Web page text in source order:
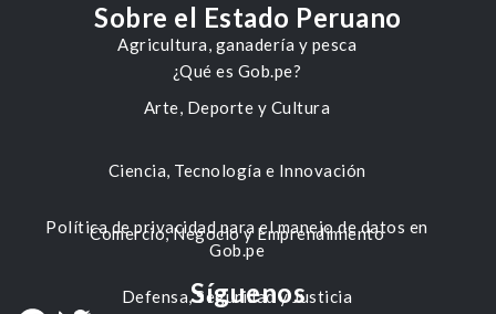
Agricultura, ganadería y pesca
Arte, Deporte y Cultura
Ciencia, Tecnología e Innovación
Comercio, Negocio y Emprendimiento
Defensa, Seguridad y Justicia
Sobre el Estado Peruano
¿Qué es Gob.pe?
Política de privacidad para el manejo de datos en
Gob.pe
Síguenos